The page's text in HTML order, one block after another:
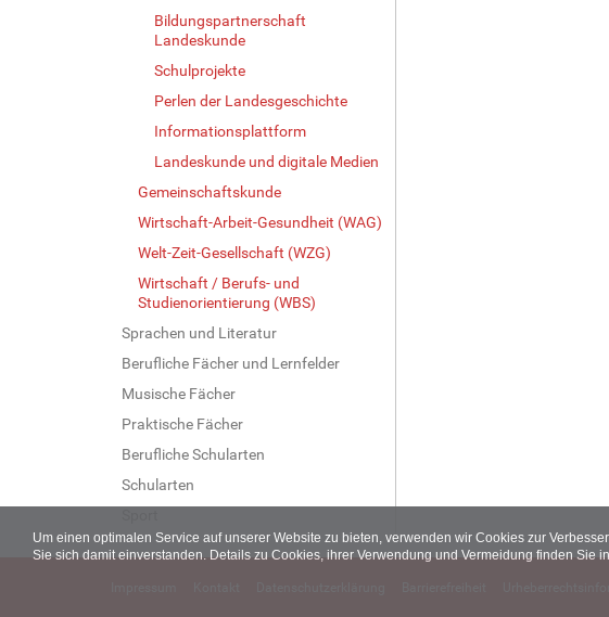
Um einen optimalen Service auf unserer Website zu bieten, verwenden wir Cookies zur
Sie sich damit einverstanden. Details zu Cookies, ihrer Verwendung und Vermeidung finden Sie
Bildungspartnerschaft
Landeskunde
Schulprojekte
Perlen der Landesgeschichte
Informationsplattform
Landeskunde und digitale Medien
Gemeinschaftskunde
Wirtschaft-Arbeit-Gesundheit (WAG)
Welt-Zeit-Gesellschaft (WZG)
Wirtschaft / Berufs- und
Studienorientierung (WBS)
Sprachen und Literatur
Berufliche Fächer und Lernfelder
Musische Fächer
Praktische Fächer
Berufliche Schularten
Schularten